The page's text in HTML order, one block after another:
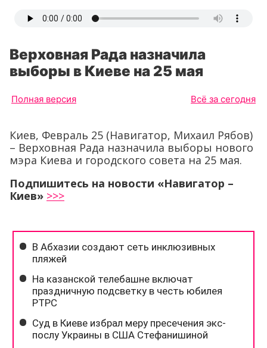
Верховная Рада назначила
выборы в Киеве на 25 мая
Полная версия Всё за сегодня
Киев, Февраль 25 (Навигатор, Михаил Рябов)
– Верховная Рада назначила выборы нового
мэра Киева и городского совета на 25 мая.
Подпишитесь на новости «Навигатор –
Киев» >>>